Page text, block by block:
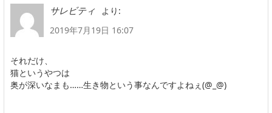
サレビティ
より:
2019年7月19日 16:07
それだけ、
猫というやつは
奥が深いなまも……生き物という事なんですよねぇ(@_@)